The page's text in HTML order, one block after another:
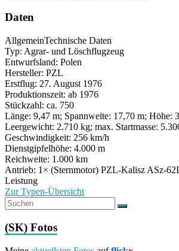
Daten
AllgemeinTechnische Daten
Typ: Agrar- und Löschflugzeug
Entwurfsland: Polen
Hersteller: PZL
Erstflug: 27. August 1976
Produktionszeit: ab 1976
Stückzahl: ca. 750
Länge: 9,47 m; Spannweite: 17,70 m; Höhe:
Leergewicht: 2.710 kg; max. Startmasse:
Geschwindigkeit: 256 km/h
Dienstgipfelhöhe: 4.000 m
Reichweite: 1.000 km
Antrieb: 1× (Sternmotor) PZL-Kalisz ASz-
Leistung
Zur Typen-Übersicht
(SK) Fotos